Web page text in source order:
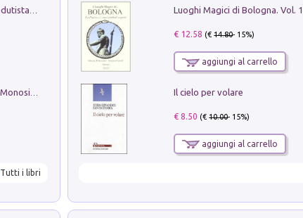
Tutti i libri
€ 12.58 (€14.80- 15%)
aggiungi al carrello
Il cielo per volare
€ 8.50 (€10.00- 15%)
aggiungi al carrello